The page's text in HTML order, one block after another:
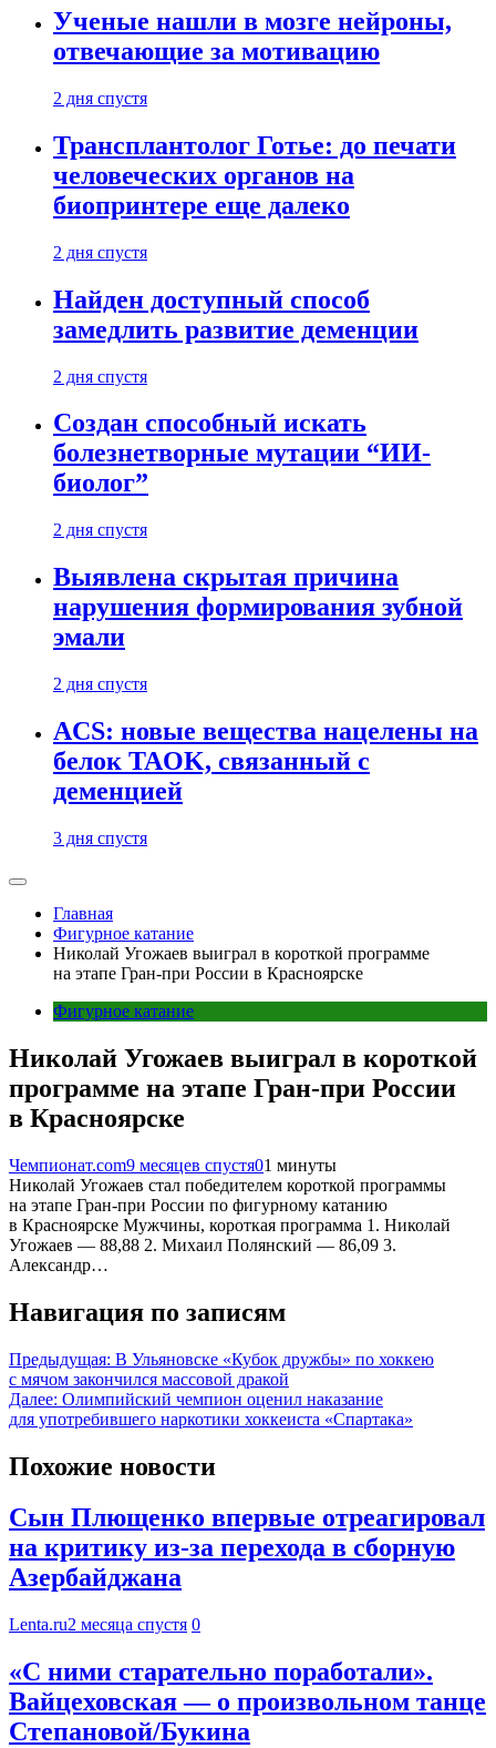
Ученые нашли в мозге нейроны,
отвечающие за мотивацию
2 дня спустя
Трансплантолог Готье: до печати
человеческих органов на
биопринтере еще далеко
2 дня спустя
Найден доступный способ
замедлить развитие деменции
2 дня спустя
Создан способный искать
болезнетворные мутации “ИИ-
биолог”
2 дня спустя
Выявлена скрытая причина
нарушения формирования зубной
эмали
2 дня спустя
ACS: новые вещества нацелены на
белок TAOK, связанный с
деменцией
3 дня спустя
Главная
Фигурное катание
Николай Угожаев выиграл в короткой программе
на этапе Гран-при России в Красноярске
Фигурное катание
Николай Угожаев выиграл в короткой
программе на этапе Гран-при России
в Красноярске
Чемпионат.com9 месяцев спустя01 минуты
Николай Угожаев стал победителем короткой программы
на этапе Гран-при России по фигурному катанию
в Красноярске Мужчины, короткая программа 1. Николай
Угожаев — 88,88 2. Михаил Полянский — 86,09 3.
Александр…
Навигация по записям
Предыдущая: В Ульяновске «Кубок дружбы» по хоккею
с мячом закончился массовой дракой
Далее: Олимпийский чемпион оценил наказание
для употребившего наркотики хоккеиста «Спартака»
Похожие новости
Сын Плющенко впервые отреагировал
на критику из-за перехода в сборную
Азербайджана
Lenta.ru2 месяца спустя 0
«С ними старательно поработали».
Вайцеховская — о произвольном танце
Степановой/Букина